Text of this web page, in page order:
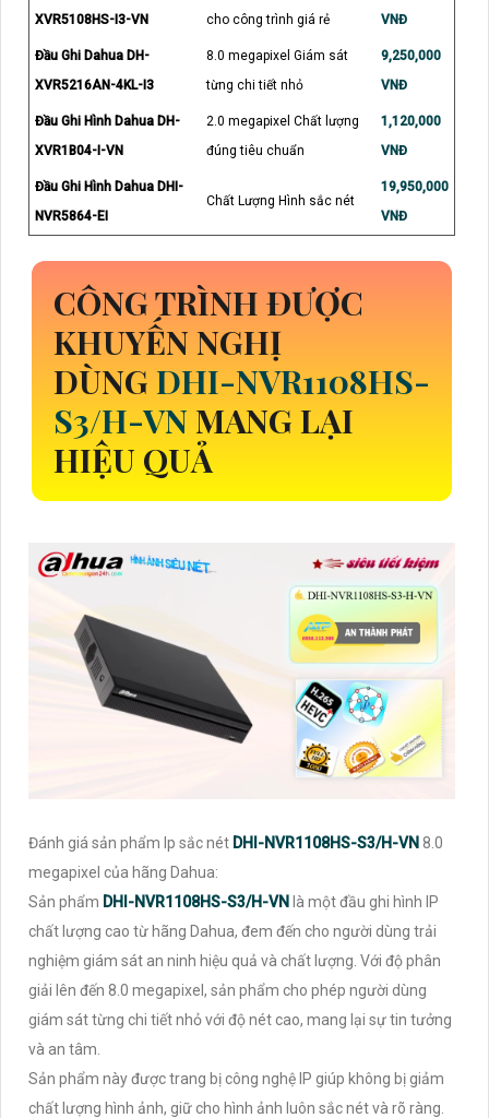
XVR5108HS-I3-VN
cho công trình giá rẻ
VNĐ
Đầu Ghi Dahua DH-
XVR5216AN-4KL-I3
8.0 megapixel Giám sát
từng chi tiết nhỏ
9,250,000
VNĐ
Đầu Ghi Hình Dahua DH-
XVR1B04-I-VN
2.0 megapixel Chất lượng
đúng tiêu chuẩn
1,120,000
VNĐ
Đầu Ghi Hình Dahua DHI-
NVR5864-EI
Chất Lượng Hình sắc nét
19,950,000
VNĐ
CÔNG TRÌNH ĐƯỢC
KHUYẾN NGHỊ
DÙNG DHI-NVR1108HS-
S3/H-VNMANG LẠI
HIỆU QUẢ
Đánh giá sản phẩm Ip sắc nét DHI-NVR1108HS-S3/H-VN 8.0
megapixel của hãng Dahua:
Sản phẩm DHI-NVR1108HS-S3/H-VN là một đầu ghi hình IP
chất lượng cao từ hãng Dahua, đem đến cho người dùng trải
nghiệm giám sát an ninh hiệu quả và chất lượng. Với độ phân
giải lên đến 8.0 megapixel, sản phẩm cho phép người dùng
giám sát từng chi tiết nhỏ với độ nét cao, mang lại sự tin tưởng
và an tâm.
Sản phẩm này được trang bị công nghệ IP giúp không bị giảm
chất lượng hình ảnh, giữ cho hình ảnh luôn sắc nét và rõ ràng.